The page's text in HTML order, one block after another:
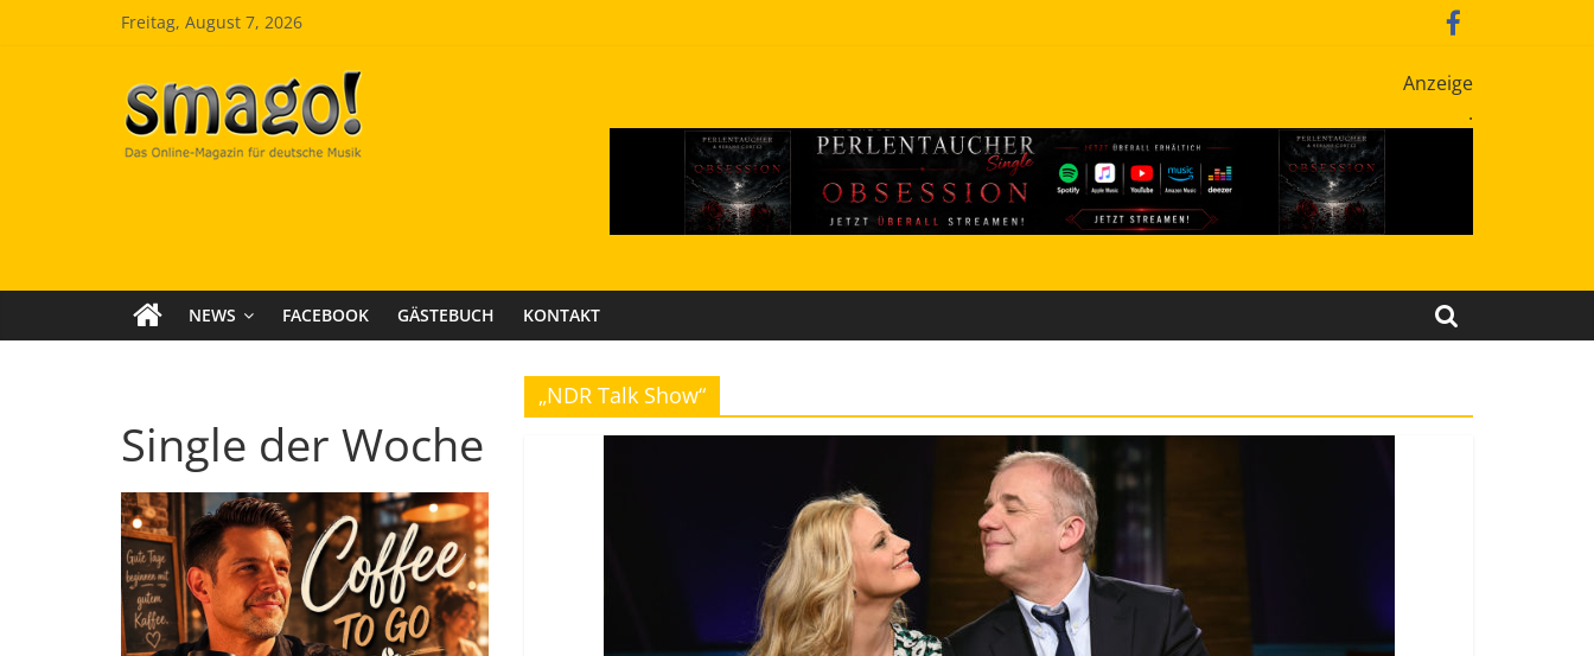
Freitag, August 7, 2026
Smago
SchlagerMAGazinOnline
Anzeige
.
NEWS FACEBOOK GÄSTEBUCH KONTAKT
„NDR Talk Show“
Single der Woche